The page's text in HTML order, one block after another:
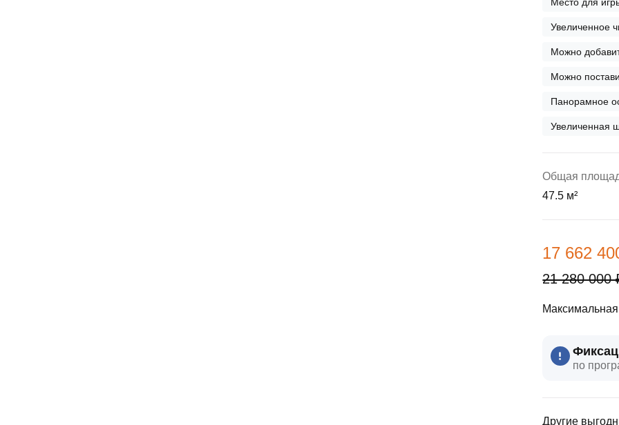
21 280 000
17 662
по
Другие
Увеличенное
Можно
Можно
Панорамное
Увеличенная
Общая
47.5 м²